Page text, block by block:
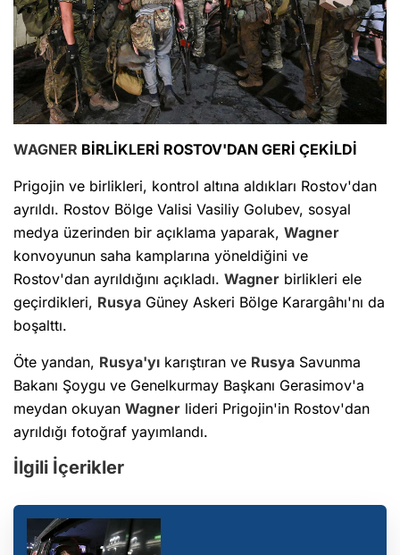
WAGNER BİRLİKLERİ ROSTOV'DAN GERİ ÇEKİLDİ
Prigojin ve birlikleri, kontrol altına aldıkları Rostov'dan
ayrıldı. Rostov Bölge Valisi Vasiliy Golubev, sosyal
medya üzerinden bir açıklama yaparak, Wagner
konvoyunun saha kamplarına yöneldiğini ve
Rostov'dan ayrıldığını açıkladı. Wagner birlikleri ele
geçirdikleri, Rusya Güney Askeri Bölge Karargâhı'nı da
boşalttı.
Öte yandan, Rusya'yı karıştıran ve Rusya Savunma
Bakanı Şoygu ve Genelkurmay Başkanı Gerasimov'a
meydan okuyan Wagner lideri Prigojin'in Rostov'dan
ayrıldığı fotoğraf yayımlandı.
İlgili İçerikler